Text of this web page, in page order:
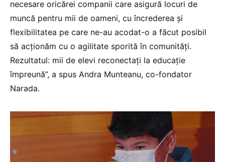
necesare oricărei companii care asigură locuri de
muncă pentru mii de oameni, cu încrederea și
flexibilitatea pe care ne-au acodat-o a făcut posibil
să acționăm cu o agilitate sporită în comunități.
Rezultatul: mii de elevi reconectați la educație
împreună”, a spus Andra Munteanu, co-fondator
Narada.